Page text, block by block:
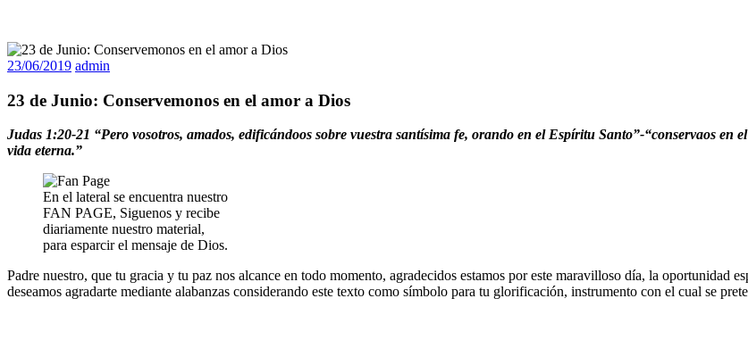
23/06/2019 admin
23 de Junio: Conservemonos en el amor a Dios
Judas 1:20-21 “Pero vosotros, amados, edificándoos sobre vuestra santísima fe, orando en el Espíritu Santo”-“conservaos
vida eterna.”
En el lateral se encuentra nuestro
FAN PAGE, Siguenos y recibe
diariamente nuestro material,
para esparcir el mensaje de Dios.
Padre nuestro, que tu gracia y tu paz nos alcance en todo momento, agradecidos estamos por este maravilloso día, la oportunidad
deseamos agradarte mediante alabanzas considerando este texto como símbolo para tu glorificación, instrumento con el cual se